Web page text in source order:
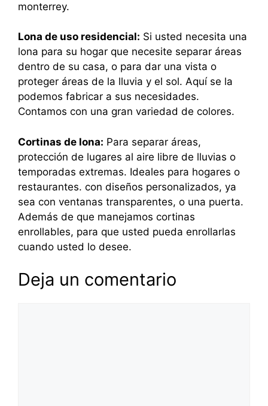
monterrey.
Lona de uso residencial: Si usted necesita una
lona para su hogar que necesite separar áreas
dentro de su casa, o para dar una vista o
proteger áreas de la lluvia y el sol. Aquí se la
podemos fabricar a sus necesidades.
Contamos con una gran variedad de colores.
Cortinas de lona: Para separar áreas,
protección de lugares al aire libre de lluvias o
temporadas extremas. Ideales para hogares o
restaurantes. con diseños personalizados, ya
sea con ventanas transparentes, o una puerta.
Además de que manejamos cortinas
enrollables, para que usted pueda enrollarlas
cuando usted lo desee.
Deja un comentario